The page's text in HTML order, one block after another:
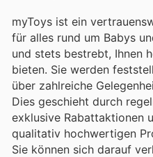
myToys ist ein
für alles rund um Babys
und stets bestrebt, Ihnen
bieten. Sie werden
über zahlreiche
Dies geschieht durch
exklusive Rabattaktionen
qualitativ hochwertigen
Sie können sich darauf